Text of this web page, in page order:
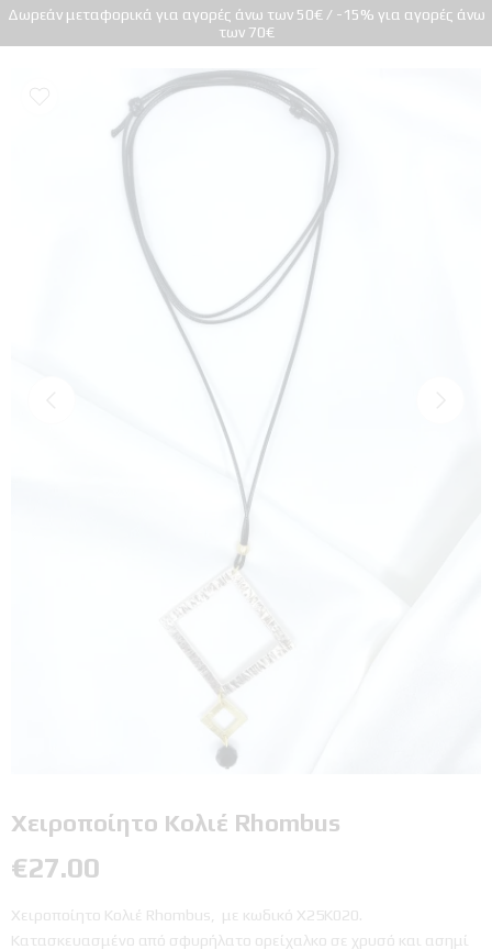
Δωρεάν μεταφορικά για αγορές άνω των 50€ / -15% για αγορές άνω
των 70€
Χειροποίητο Κολιέ Rhombus
€27.00
Χειροποίητο Κολιέ Rhombus, με κωδικό Χ25Κ020.
Κατασκευασμένο από σφυρήλατο ορείχαλκο σε χρυσό και ασημί